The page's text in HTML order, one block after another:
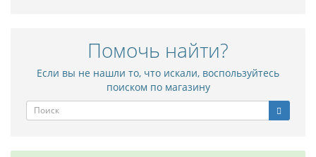
Помочь найти?
Если вы не нашли то, что искали, воспользуйтесь
поиском по магазину